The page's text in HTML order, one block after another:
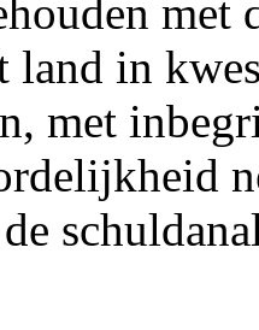
met
land in
met